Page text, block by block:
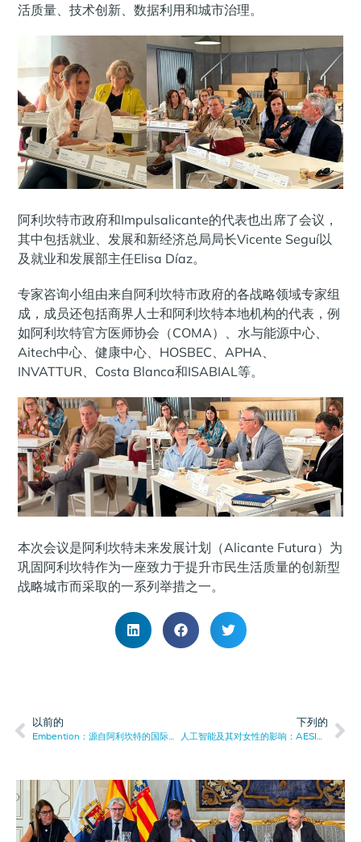
活质量、技术创新、数据利用和城市治理。
阿利坎特市政府和Impulsalicante的代表也出席了会议，
其中包括就业、发展和新经济总局局长Vicente Seguí以
及就业和发展部主任Elisa Díaz。
专家咨询小组由来自阿利坎特市政府的各战略领域专家组
成，成员还包括商界人士和阿利坎特本地机构的代表，例
如阿利坎特官方医师协会（COMA）、水与能源中心、
Aitech中心、健康中心、HOSBEC、APHA、
INVATTUR、Costa Blanca和ISABIAL等。
本次会议是阿利坎特未来发展计划（Alicante Futura）为
巩固阿利坎特作为一座致力于提升市民生活质量的创新型
战略城市而采取的一系列举措之一。
以前的
Embention：源自阿利坎特的国际航空电子创新企业。
下列的
人工智能及其对女性的影响：AESIA举办辩论会